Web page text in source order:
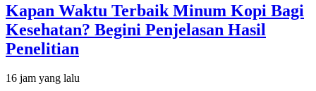
Kapan Waktu Terbaik Minum Kopi Bagi
Kesehatan? Begini Penjelasan Hasil
Penelitian
16 jam yang lalu